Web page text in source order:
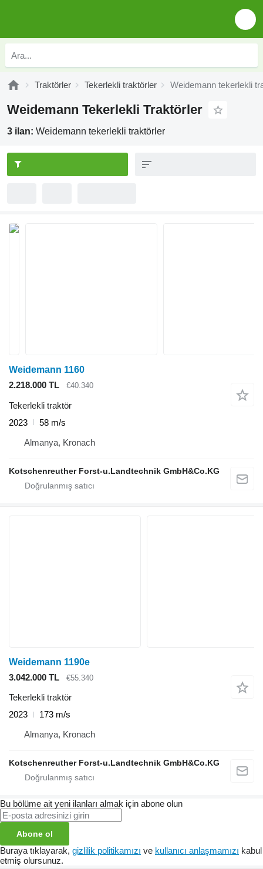
Traktörler Tekerlekli traktörler Weidemann tekerlekli
Weidemann Tekerlekli Traktörler
3 ilan: Weidemann tekerlekli traktörler
Weidemann 1160
2.218.000 TL
€40.340
Tekerlekli traktör
2023
58 m/s
Almanya, Kronach
Kotschenreuther Forst-u.Landtechnik GmbH&Co.KG
Weidemann 1190e
3.042.000 TL
€55.340
Tekerlekli traktör
2023
173 m/s
Almanya, Kronach
Kotschenreuther Forst-u.Landtechnik GmbH&Co.KG
Bu bölüme ait yeni ilanları almak için abone olun
Abone ol
Buraya tıklayarak, gizlilik politikamızı ve kullanıcı anlaşmamızı kabul
etmiş olursunuz.